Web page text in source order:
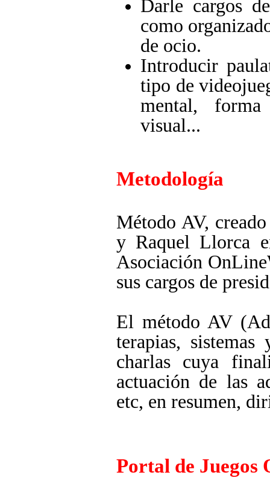
Darle cargos
como
de ocio.
Introducir
tipo de
mental,
visual...
Metodología
Método AV,
y Raquel Llorca
Asociación
sus cargos de
El método AV
terapias,
charlas cuya
actuación de las
etc, en resumen,
Portal de Juegos